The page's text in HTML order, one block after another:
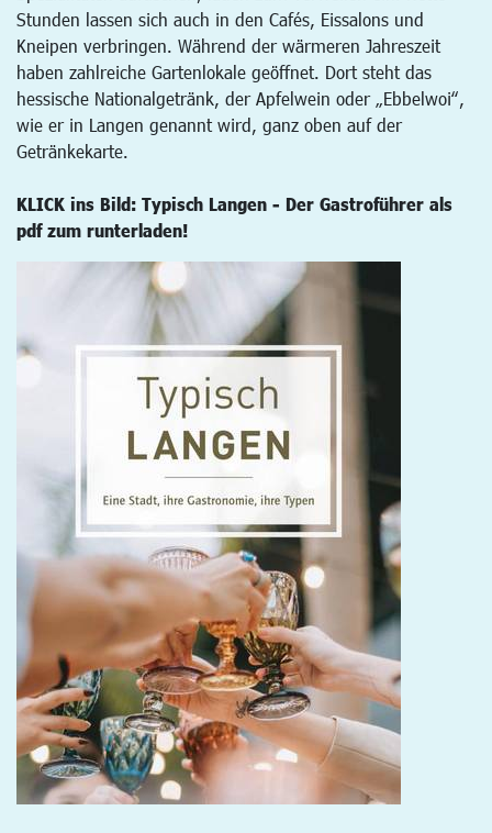
Stunden lassen sich auch in den Cafés, Eissalons und
Kneipen verbringen. Während der wärmeren Jahreszeit
haben zahlreiche Gartenlokale geöffnet. Dort steht das
hessische Nationalgetränk, der Apfelwein oder „Ebbelwoi“,
wie er in Langen genannt wird, ganz oben auf der
Getränkekarte.
KLICK ins Bild: Typisch Langen - Der Gastroführer als
pdf zum runterladen!